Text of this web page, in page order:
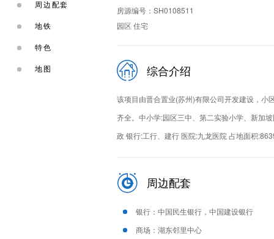
周边配套
地铁
特色
地图
房源编号：SH0108511
园区 住宅
综合介绍
该项目由晋合置业(苏州)有限公司开发建设，小
齐全。中小学:园区三中、第二实验小学、新加
政 银行:工行、建行 医院:九龙医院 占地面积
周边配套
银行：中国民生银行，中国建设银行
商场：湖东邻里中心